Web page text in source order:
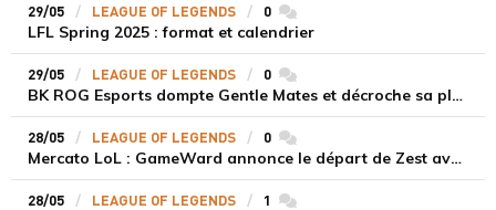
29/05 LEAGUE OF LEGENDS 0 commentaires
LFL Spring 2025 : format et calendrier
29/05 LEAGUE OF LEGENDS 0 commentaires
BK ROG Esports dompte Gentle Mates et décroche sa place en grande finale de la LFL Spring Split 2025
28/05 LEAGUE OF LEGENDS 0 commentaires
Mercato LoL : GameWard annonce le départ de Zest avant le Summer Split 2025
28/05 LEAGUE OF LEGENDS 1 commentaires